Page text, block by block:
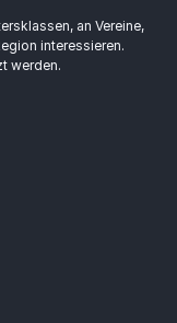
an Vereine,
interessieren.
werden.